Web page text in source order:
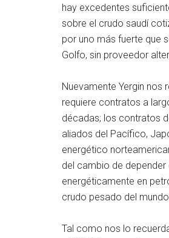
hay excedentes
sobre el crudo saudí
por uno más fuerte que
Golfo, sin proveedor
Nuevamente Yergin nos
requiere contratos a
décadas; los contratos
aliados del Pacífico,
energético
del cambio de
energéticamente en
crudo pesado del
Tal como nos lo